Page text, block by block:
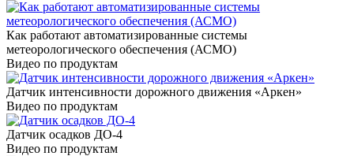
Как работают автоматизированные системы
метеорологического обеспечения (АСМО)
Видео по продуктам
Датчик интенсивности дорожного движения «Аркен»
Видео по продуктам
Датчик осадков ДО-4
Видео по продуктам